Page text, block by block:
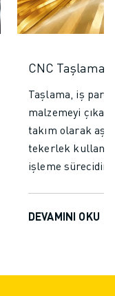
CNC Taşlama
Taşlama, iş
malzemeyi
takım olarak
tekerlek
işleme sürecidir.
süreç, istenen
aşındırıcı
DEVAMINI OKU